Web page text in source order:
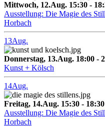
Mittwoch, 12.Aug. 15:30 -
Ausstellung: Die Magie des
Horbach
13Aug.
Donnerstag, 13.Aug. 18:00 -
Kunst + Kölsch
14Aug.
Freitag, 14.Aug. 15:30 -
Ausstellung: Die Magie des
Horbach